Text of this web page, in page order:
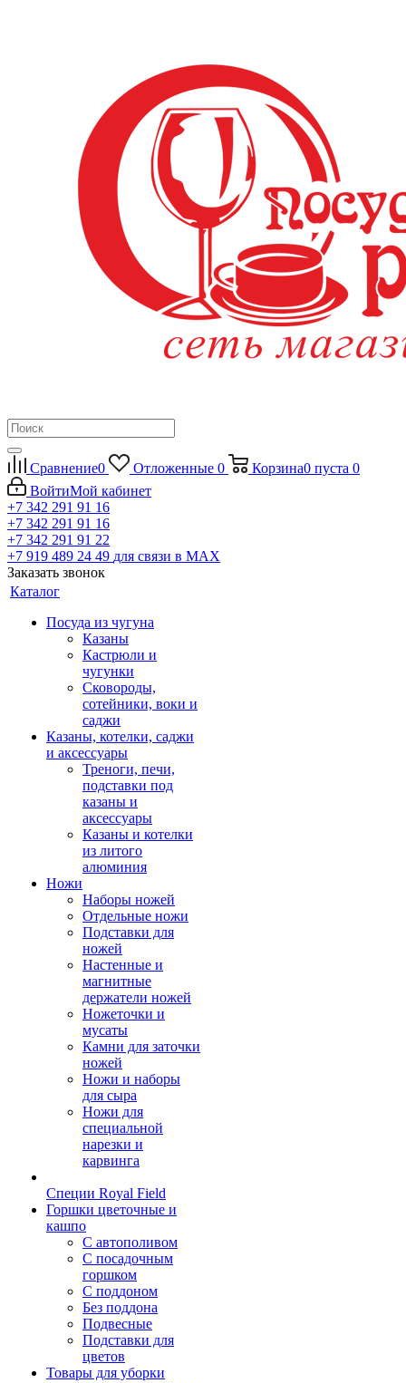
Сравнение0 Отложенные 0 Корзина0 пуста 0
ВойтиМой кабинет
+7 342 291 91 16
+7 342 291 91 16
+7 342 291 91 22
+7 919 489 24 49 для связи в МАХ
Заказать звонок
Каталог
Посуда из чугуна
Казаны
Кастрюли и
чугунки
Сковороды,
сотейники, воки и
саджи
Казаны, котелки, саджи
и аксессуары
Треноги, печи,
подставки под
казаны и
аксессуары
Казаны и котелки
из литого
алюминия
Ножи
Наборы ножей
Отдельные ножи
Подставки для
ножей
Настенные и
магнитные
держатели ножей
Ножеточки и
мусаты
Камни для заточки
ножей
Ножи и наборы
для сыра
Ножи для
специальной
нарезки и
карвинга
Специи Royal Field
Горшки цветочные и
кашпо
С автополивом
С посадочным
горшком
С поддоном
Без поддона
Подвесные
Подставки для
цветов
Товары для уборки